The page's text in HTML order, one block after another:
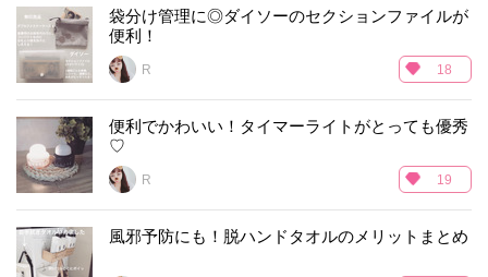
袋分け管理に◎ダイソーのセクションファイルが
便利！
R___ 18
便利でかわいい！タイマーライトがとっても優秀
♡
R___ 19
風邪予防にも！脱ハンドタオルのメリットまとめ